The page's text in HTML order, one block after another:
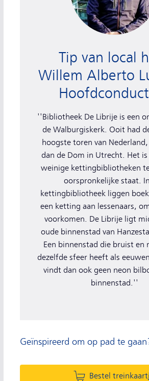
''Bibliotheek De Librije is een
de Walburgiskerk. Ooit had
hoogste toren van
dan de Dom in Utrecht. Het is
weinige kettingbibliotheken
oorspronkelijke staat.
kettingbibliotheek liggen
een ketting aan lessenaars,
voorkomen. De Librije ligt
oude binnenstad van
Een binnenstad die bruist en
dezelfde sfeer heeft als
vindt dan ook geen neon
binnenstad.''
Tip van local
Willem Alberto
Geïnspireerd om op pad te
Bestel